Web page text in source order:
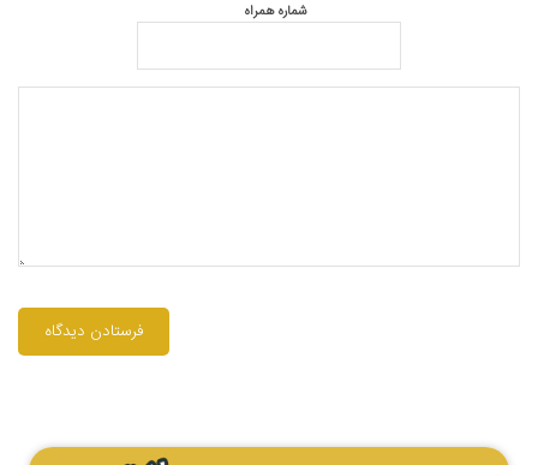
شماره همراه